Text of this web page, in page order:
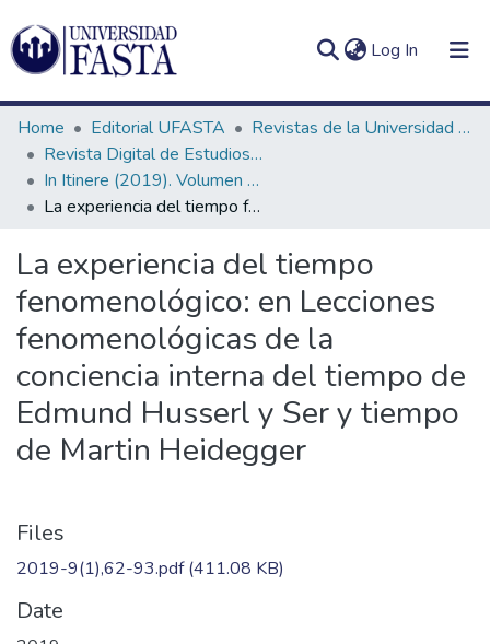
Log In (current)
Communities
&
Collections
All of DSpace
Statistics
Log
Home Editorial UFASTA
Revistas de la Universidad FASTA
Revista Digital de Estudios Humanísticos In Itinere
In Itinere (2019). Volumen 9, número 1
La experiencia del tiempo fenomenológico: en Lecciones fenomenológicas de la conciencia interna del tiempo de Edmund Husserl y Ser y tiempo de Martin Heidegger
La experiencia del tiempo
fenomenológico: en Lecciones
fenomenológicas de la
conciencia interna del tiempo de
Edmund Husserl y Ser y tiempo
de Martin Heidegger